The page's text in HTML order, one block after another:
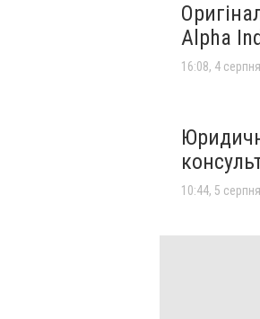
Alpha
16:08, 4 серпня
10:44, 5 серпня